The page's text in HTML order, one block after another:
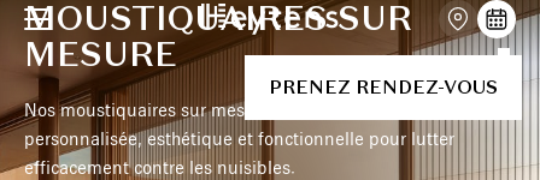
PRENEZ RENDEZ-VOUS
MOUSTIQUAIRES SUR
MESURE
Nos moustiquaires sur mesure offrent une solution
personnalisée, esthétique et fonctionnelle pour lutter
efficacement contre les nuisibles.